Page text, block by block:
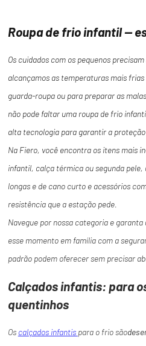
Roupa de frio infantil —
Os cuidados com os pequenos
alcançamos as temperaturas mais
guarda-roupa ou para preparar as
não pode faltar uma roupa de frio
alta tecnologia para garantir a
Na Fiero, você encontra os itens mais
infantil, calça térmica ou segunda
longas e de cano curto e acessórios
resistência que a estação pede.
Navegue por nossa categoria e
esse momento em família com a
padrão podem oferecer sem precisar
Calçados infantis: para
quentinhos
Os calçados infantis para o frio são